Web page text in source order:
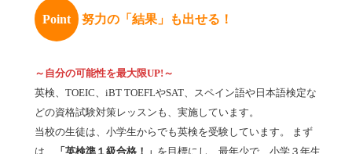
Point 努力の「結果」も出せる！
～自分の可能性を最大限UP!～
英検、TOEIC、iBT TOEFLやSAT、スペイン語や日本語検定な
どの資格試験対策レッスンも、実施しています。
当校の生徒は、小学生からでも英検を受験しています。 まず
は、
「英検準１級合格！」 を目標にし、最年少で、小学３年生